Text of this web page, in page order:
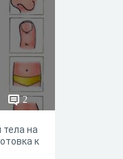
2
тела на
к